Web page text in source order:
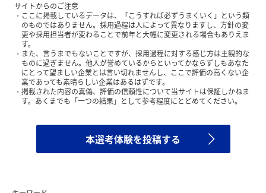
サイトからのご注意
ここに掲載しているデータは、「こうすれば必ずうまくいく」という類
のものではありません。採用過程は人によって異なりますし、方針の変
更や採用担当者が変わることで前年と大幅に変更される場合もありえま
す。
また、言うまでもないことですが、採用過程に対する感じ方は主観的な
ものに過ぎません。他人が誉めているからといってかならずしもあなた
にとって望ましい企業とは言い切れませんし、ここで評価の高くない企
業であっても素晴らしい企業はあるはずです。
掲載された内容の真偽、評価の信頼性について当サイトは保証しかねま
す。あくまでも「一つの結果」として参考程度にとどめてください。
本選考体験を投稿する